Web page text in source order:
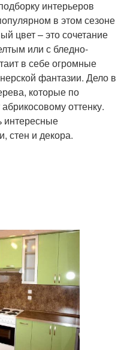
интерьеров
в этом сезоне
цвет – это сочетание
или с бледно-
в себе огромные
фантазии. Дело в
которые по
оттенку.
интересные
стен и декора.